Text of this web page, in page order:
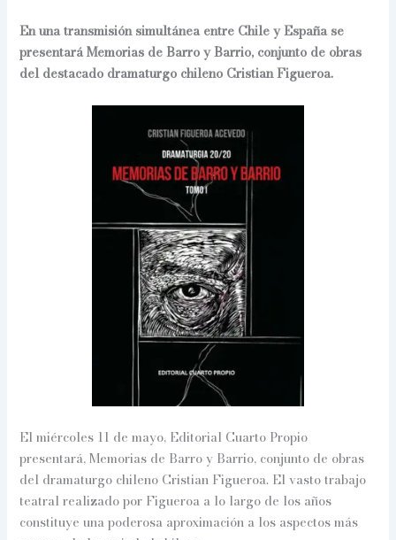
En una transmisión simultánea entre Chile y España se
presentará Memorias de Barro y Barrio, conjunto de obras
del destacado dramaturgo chileno Cristian Figueroa.
El miércoles 11 de mayo, Editorial Cuarto Propio
presentará, Memorias de Barro y Barrio, conjunto de obras
del dramaturgo chileno Cristian Figueroa. El vasto trabajo
teatral realizado por Figueroa a lo largo de los años
constituye una poderosa aproximación a los aspectos más